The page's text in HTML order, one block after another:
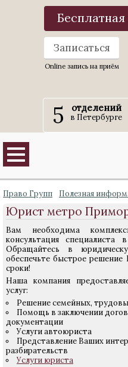
Записаться
Online запись на приём
5 отделений
в Петербурге
Право Групп Полезная
Юрист метро
Вам необходима
консультация специалиста
Обращайтесь в
обеспечьте быстрое
сроки!
Наша компания
услуг:
Решение семейных,
Помощь в заключении
документации
Услуги автоюриста
Представление Ваших
разбирательств
Услуги юриста